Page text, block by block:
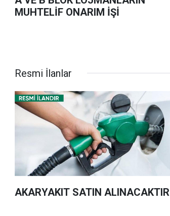
MUHTELİF ONARIM İŞİ
Resmi İlanlar
AKARYAKIT SATIN ALINACAKTIR